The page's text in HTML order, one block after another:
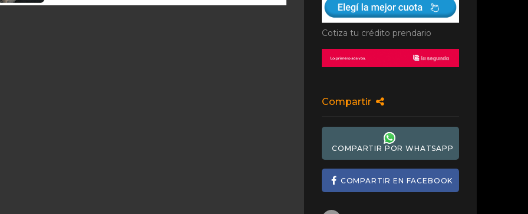
Cotiza tu crédito prendario
Compartir
COMPARTIR POR WHATSAPP
COMPARTIR EN FACEBOOK